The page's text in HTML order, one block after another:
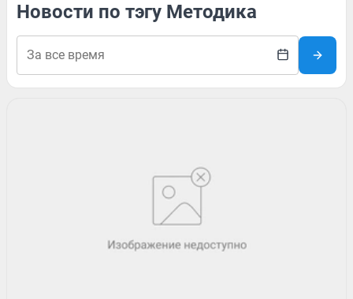
Новости по тэгу Методика